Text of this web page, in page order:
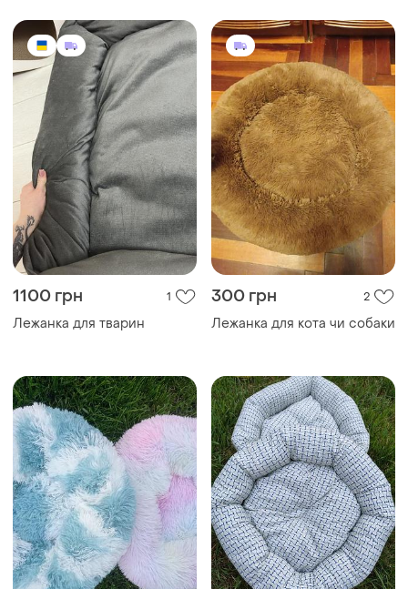
1100 грн 1
Лежанка для тварин
300 грн 2
Лежанка для кота чи собаки